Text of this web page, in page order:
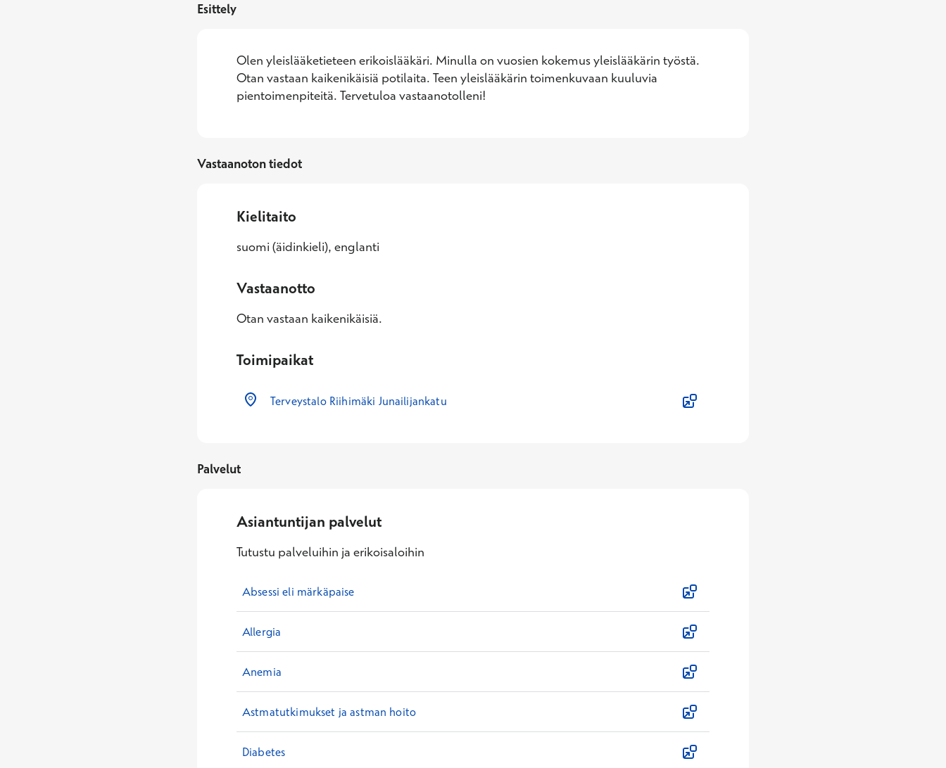
Esittely
Olen yleislääketieteen erikoislääkäri. Minulla on vuosien kokemus yleislääkärin työstä.
Otan vastaan kaikenikäisiä potilaita. Teen yleislääkärin toimenkuvaan kuuluvia
pientoimenpiteitä. Tervetuloa vastaanotolleni!
Vastaanoton tiedot
Kielitaito
suomi (äidinkieli), englanti
Vastaanotto
Otan vastaan kaikenikäisiä.
Toimipaikat
Terveystalo Riihimäki Junailijankatu
Palvelut
Asiantuntijan palvelut
Tutustu palveluihin ja erikoisaloihin
Absessi eli märkäpaise
Allergia
Anemia
Astmatutkimukset ja astman hoito
Diabetes